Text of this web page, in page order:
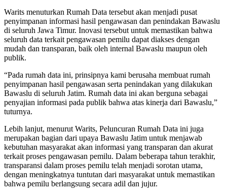
Warits menuturkan Rumah Data tersebut akan menjadi pusat
penyimpanan informasi hasil pengawasan dan penindakan Bawaslu
di seluruh Jawa Timur. Inovasi tersebut untuk memastikan bahwa
seluruh data terkait pengawasan pemilu dapat diakses dengan
mudah dan transparan, baik oleh internal Bawaslu maupun oleh
publik.
“Pada rumah data ini, prinsipnya kami berusaha membuat rumah
penyimpanan hasil pengawasan serta penindakan yang dilakukan
Bawaslu di seluruh Jatim. Rumah data ini akan berguna sebagai
penyajian informasi pada publik bahwa atas kinerja dari Bawaslu,”
tuturnya.
Lebih lanjut, menurut Warits, Peluncuran Rumah Data ini juga
merupakan bagian dari upaya Bawaslu Jatim untuk menjawab
kebutuhan masyarakat akan informasi yang transparan dan akurat
terkait proses pengawasan pemilu. Dalam beberapa tahun terakhir,
transparansi dalam proses pemilu telah menjadi sorotan utama,
dengan meningkatnya tuntutan dari masyarakat untuk memastikan
bahwa pemilu berlangsung secara adil dan jujur.